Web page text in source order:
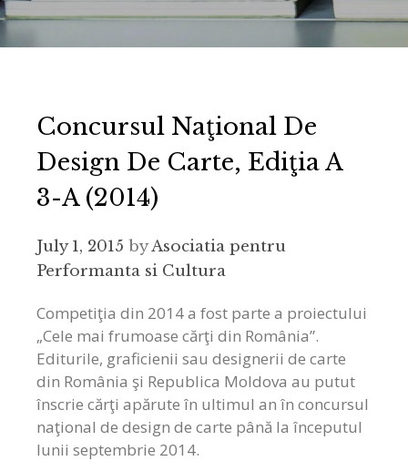
Concursul Naţional De
Design De Carte, Ediţia A
3-A (2014)
July 1, 2015 byAsociatia pentru
Performanta si Cultura
Competiţia din 2014 a fost parte a proiectului
„Cele mai frumoase cărţi din România”.
Editurile, graficienii sau designerii de carte
din România şi Republica Moldova au putut
înscrie cărţi apărute în ultimul an în concursul
naţional de design de carte până la începutul
lunii septembrie 2014.